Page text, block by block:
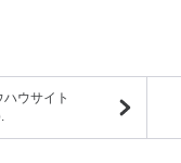
ウサイト